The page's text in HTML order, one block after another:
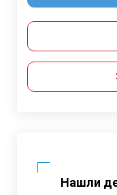
Нашли